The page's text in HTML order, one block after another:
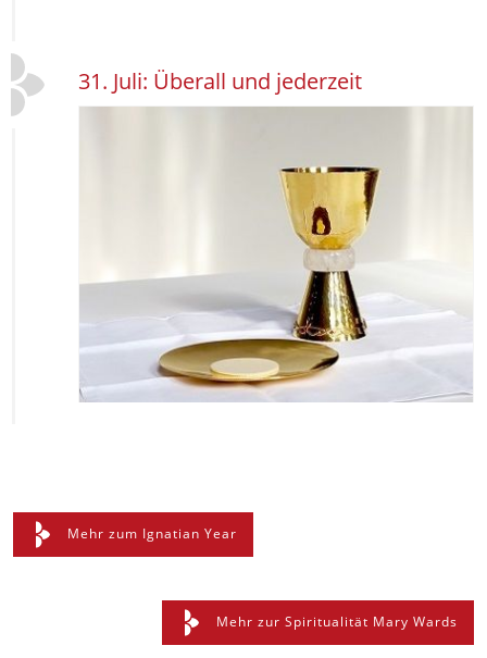
31. Juli: Überall und jederzeit
Mehr zum Ignatian Year
Mehr zur Spiritualität Mary Wards